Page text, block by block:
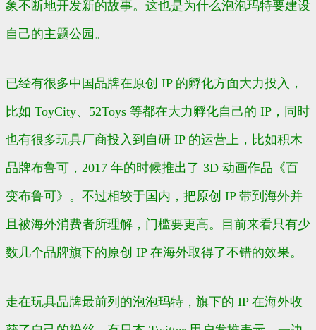
象不断地开发新的故事。这也是为什么泡泡玛特要建设
自己的主题公园。
已经有很多中国品牌在原创 IP 的孵化方面大力投入，
比如 ToyCity、52Toys 等都在大力孵化自己的 IP，同时
也有很多玩具厂商投入到自研 IP 的运营上，比如积木
品牌布鲁可，2017 年的时候推出了 3D 动画作品《百
变布鲁可》。不过相较于国内，把原创 IP 带到海外并
且被海外消费者所理解，门槛要更高。目前来看只有少
数几个品牌旗下的原创 IP 在海外取得了不错的效果。
走在玩具品牌最前列的泡泡玛特，旗下的 IP 在海外收